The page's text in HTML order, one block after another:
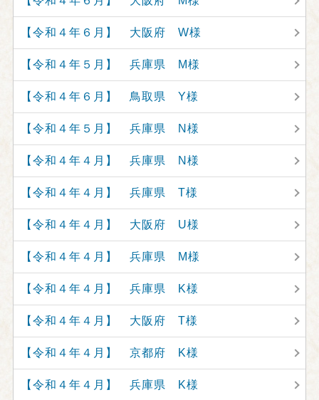
【令和４年６月】 大阪府 W様
【令和４年５月】 兵庫県 M様
【令和４年６月】 鳥取県 Y様
【令和４年５月】 兵庫県 N様
【令和４年４月】 兵庫県 N様
【令和４年４月】 兵庫県 T様
【令和４年４月】 大阪府 U様
【令和４年４月】 兵庫県 M様
【令和４年４月】 兵庫県 K様
【令和４年４月】 大阪府 T様
【令和４年４月】 京都府 K様
【令和４年４月】 兵庫県 K様